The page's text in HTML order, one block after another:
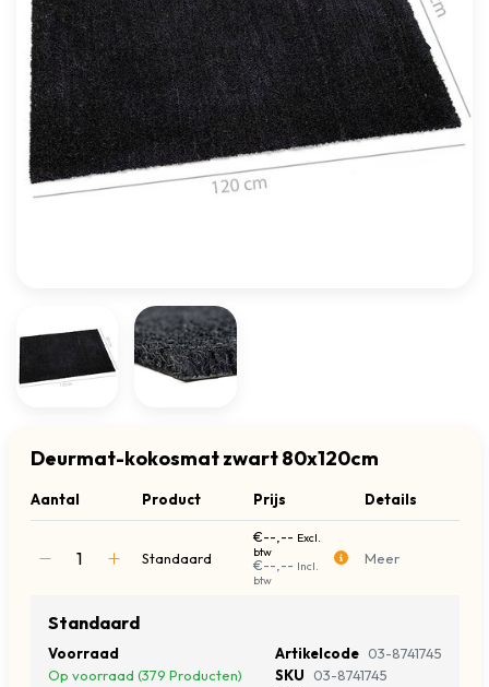
Deurmat-kokosmat zwart 80x120cm
Aantal Product Prijs Details
Standaard
€--,-- Excl.
btw
€--,-- Incl.
btw
Meer
Standaard
Voorraad
Op voorraad (379 Producten)
Artikelcode 03-8741745
SKU
03-8741745